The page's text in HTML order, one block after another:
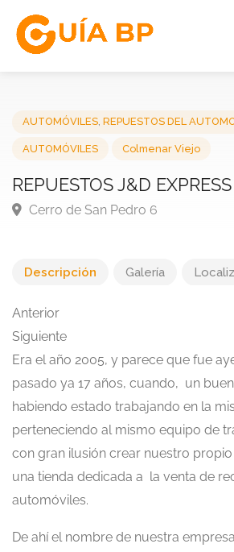
REPUESTOS J&D
Descripción Galería
Anterior
Siguiente
Era el año 2005, y parece que fue
pasado ya 17 años, cuando, un
habiendo estado trabajando en la
perteneciendo al mismo equipo de
con gran ilusión crear nuestro
una tienda dedicada a la venta de
automóviles.
De ahí el nombre de nuestra